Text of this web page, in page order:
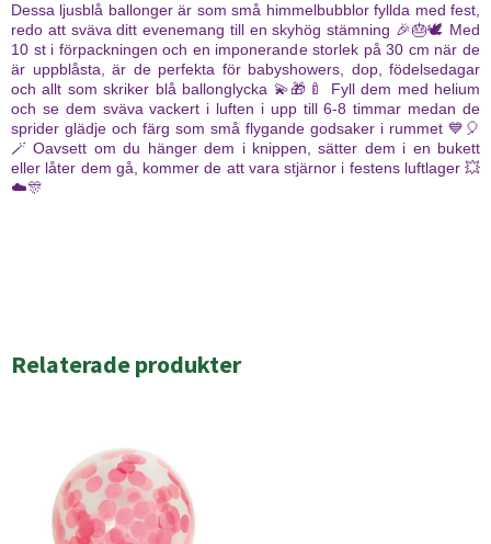
Dessa ljusblå ballonger är som små himmelbubblor fyllda med fest,
redo att sväva ditt evenemang till en skyhög stämning 🎉🎂🕊️ Med
10 st i förpackningen och en imponerande storlek på 30 cm när de
är uppblåsta, är de perfekta för babyshowers, dop, födelsedagar
och allt som skriker blå ballonglycka 💫🎁🍼 Fyll dem med helium
och se dem sväva vackert i luften i upp till 6-8 timmar medan de
sprider glädje och färg som små flygande godsaker i rummet 💙🎈
🪄 Oavsett om du hänger dem i knippen, sätter dem i en bukett
eller låter dem gå, kommer de att vara stjärnor i festens luftlager 💥
☁️🎊
Relaterade produkter